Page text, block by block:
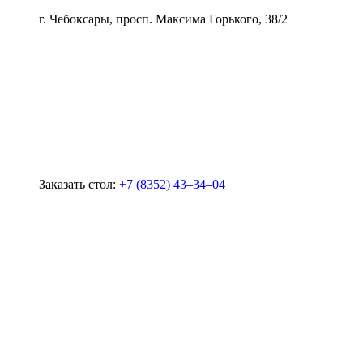
г. Чебоксары, просп. Максима Горького, 38/2
Заказать стол: +7 (8352) 43‒34‒04